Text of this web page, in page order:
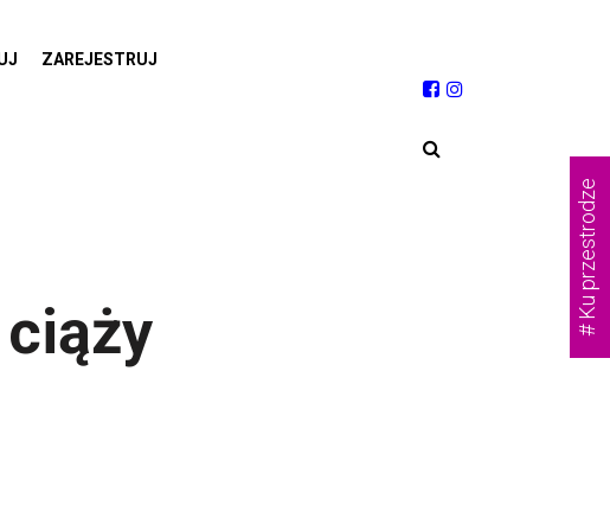
ZAREJESTRUJ
# Ku przestrodze